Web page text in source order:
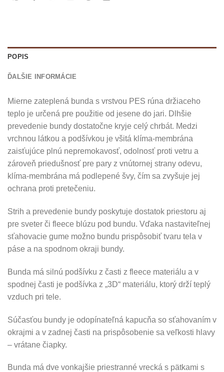
POPIS
ĎALŠIE INFORMÁCIE
Mierne zateplená bunda s vrstvou PES rúna držiaceho
teplo je určená pre použitie od jesene do jari. Dlhšie
prevedenie bundy dostatočne kryje celý chrbát. Medzi
vrchnou látkou a podšívkou je všitá klíma-membrána
zaisťujúce plnú nepremokavosť, odolnosť proti vetru a
zároveň priedušnosť pre pary z vnútornej strany odevu,
klíma-membrána má podlepené švy, čím sa zvyšuje jej
ochrana proti pretečeniu.
Strih a prevedenie bundy poskytuje dostatok priestoru aj
pre sveter či fleece blúzu pod bundu. Vďaka nastaviteľnej
sťahovacie gume možno bundu prispôsobiť tvaru tela v
páse a na spodnom okraji bundy.
Bunda má silnú podšívku z časti z fleece materiálu a v
spodnej časti je podšívka z „3D“ materiálu, ktorý drží teplý
vzduch pri tele.
Súčasťou bundy je odopínateľná kapucňa so sťahovaním v
okrajmi a v zadnej časti na prispôsobenie sa veľkosti hlavy
– vrátane čiapky.
Bunda má dve vonkajšie priestranné vrecká s pätkami s